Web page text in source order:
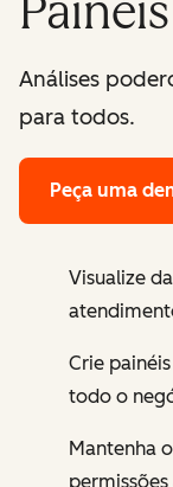
Análises
para todos.
Peça uma
Visualize
Crie
todo o
Mantenha